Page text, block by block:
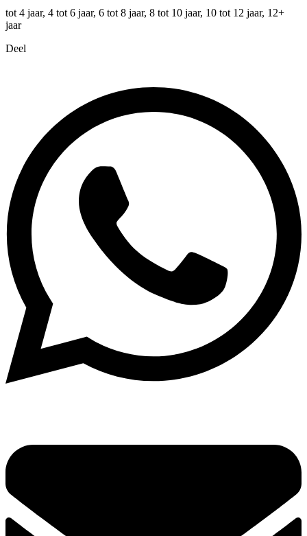
tot 4 jaar, 4 tot 6 jaar, 6 tot 8 jaar, 8 tot 10 jaar, 10 tot 12 jaar, 12+
jaar
Deel